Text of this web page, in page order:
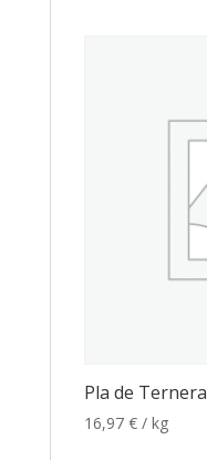
Pla de Ternera
16,97 € / kg